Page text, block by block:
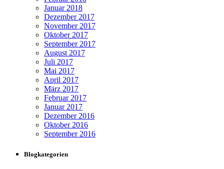
Januar 2018
Dezember 2017
November 2017
Oktober 2017
September 2017
August 2017
Juli 2017
Mai 2017
April 2017
März 2017
Februar 2017
Januar 2017
Dezember 2016
Oktober 2016
September 2016
Blogkategorien